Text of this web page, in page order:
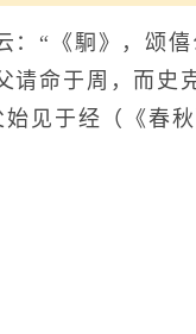
“《駉》，颂僖
请命于周，而史
始见于经（《春
赏析
析
析
析